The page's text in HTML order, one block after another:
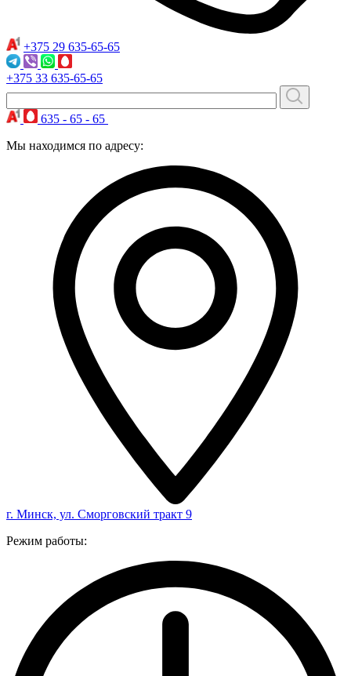
+375 29 635-65-65
+375 33 635-65-65
635 - 65 - 65
Мы находимся по адресу:
г. Минск, ул. Сморговский тракт 9
Режим работы: